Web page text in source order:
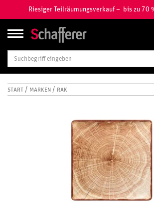
Riesiger Teilräumungsverkauf – bis zu 70
START MARKEN RAK